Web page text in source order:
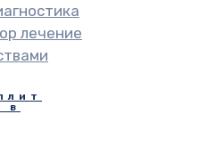
лечение
в